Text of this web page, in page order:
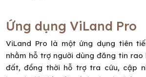
Ứng dụng ViLand Pro
ViLand Pro là một ứng dụng tiên
nhằm hỗ trợ người dùng đăng tin rao
đất, đồng thời hỗ trợ tra cứu, cập